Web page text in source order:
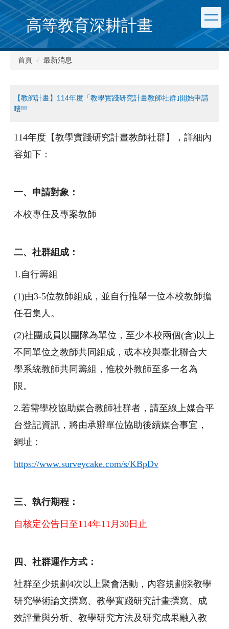
跳
到
主
要
內
高等教育深耕計畫
首頁 最新消息
【教師計畫】114年度「教學實踐研究計畫教師社群｣開始申請
嘍!!!
114年度【教學實踐研究計畫教師社群】，詳細內
容如下：
一、申請對象：
本校專任及專案教師
二、社群組成：
1.自行籌組
(1)由3-5位教師組成，並自行推舉一位本校教師擔
任召集人。
(2)社團成員以團隊為單位，至少本校兩個(含)以上
不同單位之教師共同組成，或本校與臺北聯合大
學系統教師共同籌組，惟校外教師至多一名為
限。
2.若需學校協助媒合教師社群者，請至線上媒合平
台登記資訊，將由承辦單位協助後續媒合事宜，
網址：
https://www.surveycake.com/s/KBpDv
三、執行期程：
自核定公告日至114年11月30日止
四、社群運作方式：
社群至少規劃4次以上聚會活動，內容規劃採教學
研究學術論文撰寫、教學實踐研究計畫撰寫、成
效評量與分析、教學研究方法及研究成果融入教